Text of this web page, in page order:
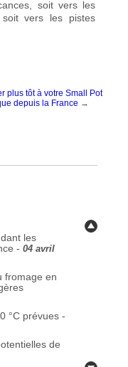
soit vers les
soit vers les pistes
plus tôt à votre Small Pot
depuis la France →
les
- 04 avril
fromage en
°C prévues -
de